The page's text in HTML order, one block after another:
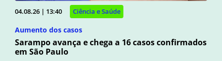
04.08.26 | 13:40 Ciência e Saúde
Aumento dos casos
Sarampo avança e chega a 16 casos confirmados
em São Paulo